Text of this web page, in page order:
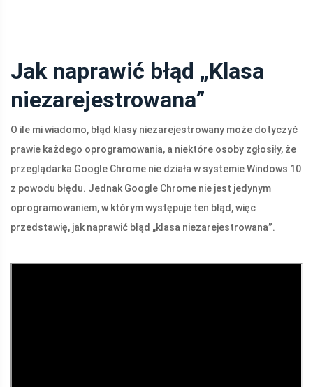
Jak naprawić błąd „Klasa
niezarejestrowana”
O ile mi wiadomo, błąd klasy niezarejestrowany może dotyczyć
prawie każdego oprogramowania, a niektóre osoby zgłosiły, że
przeglądarka Google Chrome nie działa w systemie Windows 10
z powodu błędu. Jednak Google Chrome nie jest jedynym
oprogramowaniem, w którym występuje ten błąd, więc
przedstawię, jak naprawić błąd „klasa niezarejestrowana”.